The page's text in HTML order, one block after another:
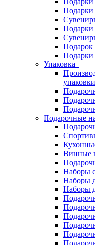
Подарки
Подарки
Подарки
Подарок
Подарки
Упаковка
Подарочные
Винные
Наборы
Наборы
Наборы